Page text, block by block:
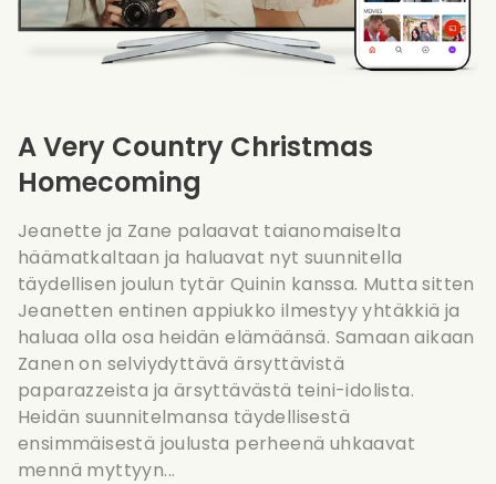
A Very Country Christmas
Homecoming
Jeanette ja Zane palaavat taianomaiselta
häämatkaltaan ja haluavat nyt suunnitella
täydellisen joulun tytär Quinin kanssa. Mutta sitten
Jeanetten entinen appiukko ilmestyy yhtäkkiä ja
haluaa olla osa heidän elämäänsä. Samaan aikaan
Zanen on selviydyttävä ärsyttävistä
paparazzeista ja ärsyttävästä teini-idolista.
Heidän suunnitelmansa täydellisestä
ensimmäisestä joulusta perheenä uhkaavat
mennä myttyyn...